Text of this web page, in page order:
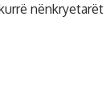
nënkryetarët